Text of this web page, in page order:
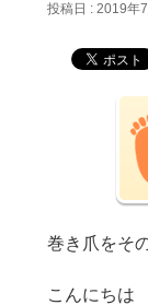
投稿日 : 2019年
巻き爪をそ
こんにち